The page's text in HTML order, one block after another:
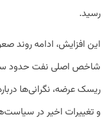
رسید.
این افزایش، ادامه روند
شاخص اصلی نفت حدود سه
ریسک عرضه، نگرانی‌ها
و تغییرات اخیر در